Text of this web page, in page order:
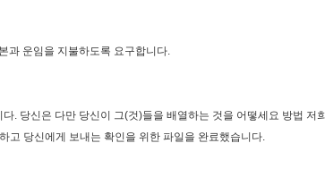
과 운임을 지불하도록 요구합니다.
. 당신은 다만 당신이 그(것)들을 배열하는 것을 어떻세요 방법 저
고 당신에게 보내는 확인을 위한 파일을 완료했습니다.